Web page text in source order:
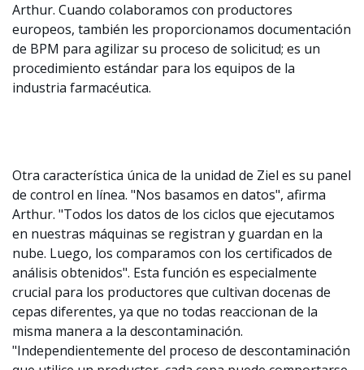
Arthur. Cuando colaboramos con productores
europeos, también les proporcionamos documentación
de BPM para agilizar su proceso de solicitud; es un
procedimiento estándar para los equipos de la
industria farmacéutica.
Otra característica única de la unidad de Ziel es su panel
de control en línea. "Nos basamos en datos", afirma
Arthur. "Todos los datos de los ciclos que ejecutamos
en nuestras máquinas se registran y guardan en la
nube. Luego, los comparamos con los certificados de
análisis obtenidos". Esta función es especialmente
crucial para los productores que cultivan docenas de
cepas diferentes, ya que no todas reaccionan de la
misma manera a la descontaminación.
"Independientemente del proceso de descontaminación